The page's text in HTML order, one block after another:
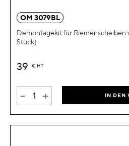
OM 3079BL
Demontagekit für Riemenscheiben
Stück)
39 € HT
- + IN DEN